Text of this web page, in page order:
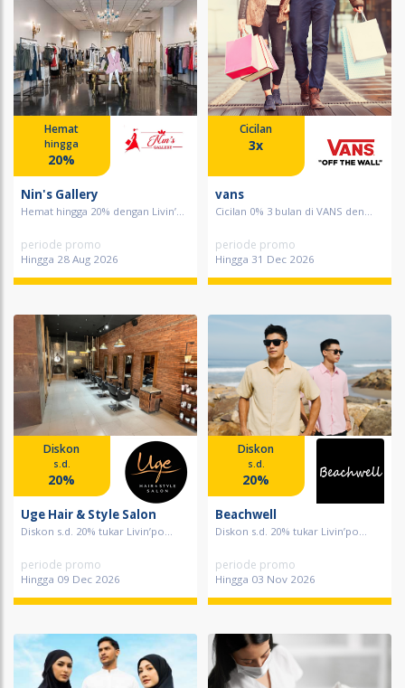
Hemat
hingga
20%
Nin's Gallery
Hemat hingga 20% dengan Livin’...
periode promo
Hingga 28 Aug 2026
Cicilan
3x
vans
Cicilan 0% 3 bulan di VANS den...
periode promo
Hingga 31 Dec 2026
Diskon
s.d.
20%
Uge Hair & Style Salon
Diskon s.d. 20% tukar Livin’po...
periode promo
Hingga 09 Dec 2026
Diskon
s.d.
20%
Beachwell
Diskon s.d. 20% tukar Livin’po...
periode promo
Hingga 03 Nov 2026